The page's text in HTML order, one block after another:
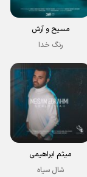
مسیح و آرش
رنگ خدا
میثم ابراهیمی
شال سیاه